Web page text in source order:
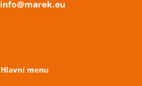
info@marek.eu
Hlavní menu